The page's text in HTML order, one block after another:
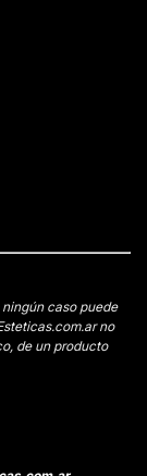
caso puede
no
de un producto